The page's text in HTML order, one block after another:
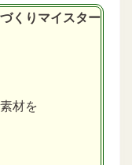
くりマイスター
材を